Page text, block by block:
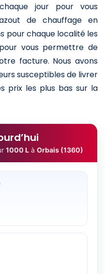
jour pour vous
de chauffage en
pour chaque localité les
vous permettre de
facture. Nous avons
susceptibles de livrer
prix les plus bas sur la
1000 L à Orbais (1360)